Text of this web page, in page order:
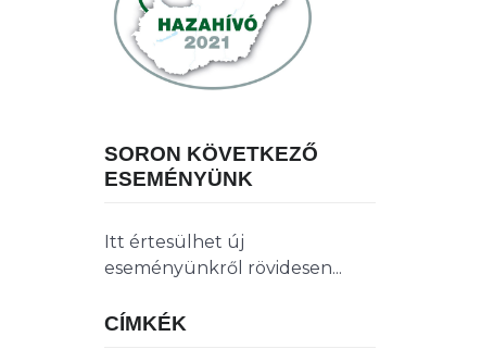
SORON KÖVETKEZŐ
ESEMÉNYÜNK
Itt értesülhet új
eseményünkről rövidesen...
CÍMKÉK